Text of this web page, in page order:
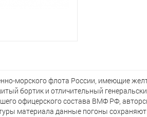
морского флота России, имеющие
бортик и отличительный
офицерского состава ВМФ РФ,
материала данные погоны